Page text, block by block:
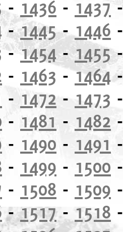
- 1436 - 1437
-1445- 1446
-1454-1455
- 1463 -1464
- 1472 - 1473
- 1481 - 1482
- 1490 - 1491
- 1499 - 1500
- 1508 - 1509
-1517- 1518